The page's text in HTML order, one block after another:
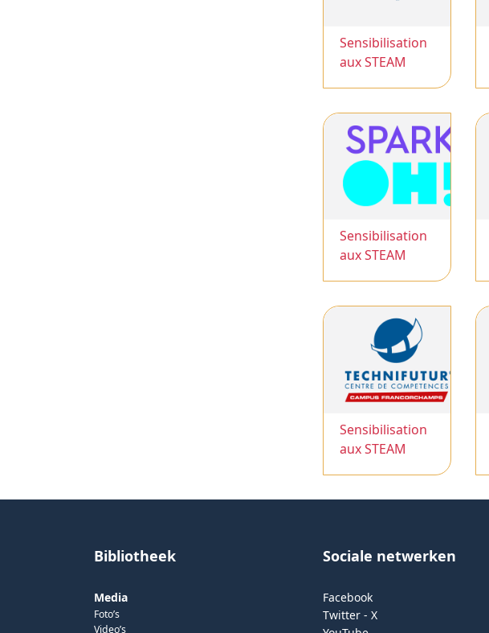
Sensibilisation
aux STEAM
Sensibilisation
aux STEAM
Sensibilisation
aux STEAM
Bibliotheek
Media
Foto’s
Video’s
Sociale netwerken
Facebook
Twitter - X